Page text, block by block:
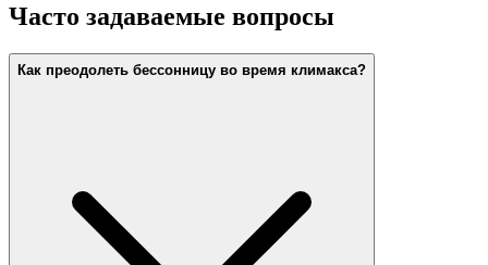
Часто задаваемые вопросы
Как преодолеть бессонницу во время климакса?